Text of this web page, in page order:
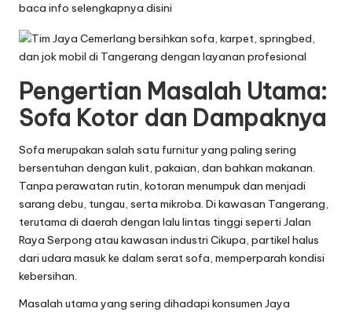
baca info selengkapnya disini
Pengertian Masalah Utama:
Sofa Kotor dan Dampaknya
Sofa merupakan salah satu furnitur yang paling sering
bersentuhan dengan kulit, pakaian, dan bahkan makanan.
Tanpa perawatan rutin, kotoran menumpuk dan menjadi
sarang debu, tungau, serta mikroba. Di kawasan Tangerang,
terutama di daerah dengan lalu lintas tinggi seperti Jalan
Raya Serpong atau kawasan industri Cikupa, partikel halus
dari udara masuk ke dalam serat sofa, memperparah kondisi
kebersihan.
Masalah utama yang sering dihadapi konsumen Jaya